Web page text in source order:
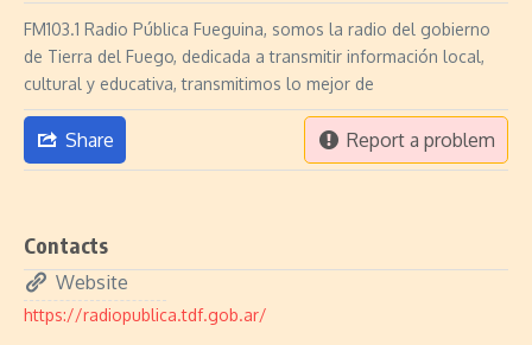
FM103.1 Radio Pública Fueguina, somos la radio del gobierno
de Tierra del Fuego, dedicada a transmitir información local,
cultural y educativa, transmitimos lo mejor de
Share Report a problem
Contacts
Website
https://radiopublica.tdf.gob.ar/